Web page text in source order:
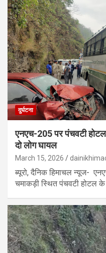
दुर्घटना
एनएच-205 पर पंचवटी
दो लोग घायल
March 15, 2026
ब्यूरो, दैनिक हिमाचल न्यूज-
चमाकड़ी स्थित पंचवटी होटल के